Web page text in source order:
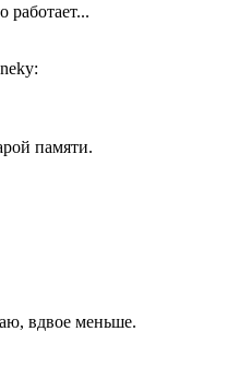
работает...
памяти.
вдвое меньше.